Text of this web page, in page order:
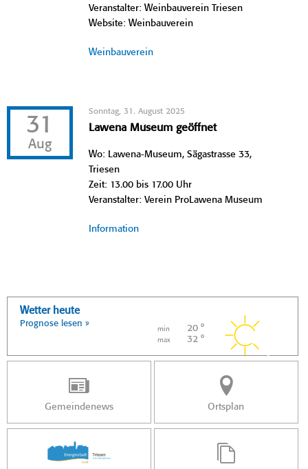
Veranstalter: Weinbauverein Triesen
Website: Weinbauverein
Weinbauverein
31
Aug
Sonntag, 31. August 2025
Lawena Museum geöffnet
Wo: Lawena-Museum, Sägastrasse 33,
Triesen
Zeit: 13.00 bis 17.00 Uhr
Veranstalter: Verein ProLawena Museum
Information
Wetter heute
Prognose lesen »
min 20 °
max 32 °
Gemeindenews Ortsplan